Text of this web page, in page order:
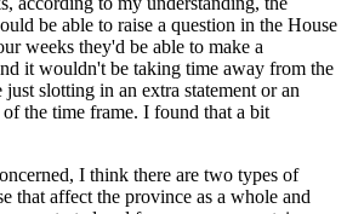
be able to raise a question in the House
weeks they'd be able to make a
it wouldn't be taking time away from the
slotting in an extra statement or an
the time frame. I found that a bit
I think there are two types of
that affect the province as a whole and